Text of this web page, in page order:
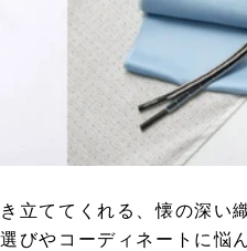
立ててくれる、懐の深い
びやコーディネートに悩